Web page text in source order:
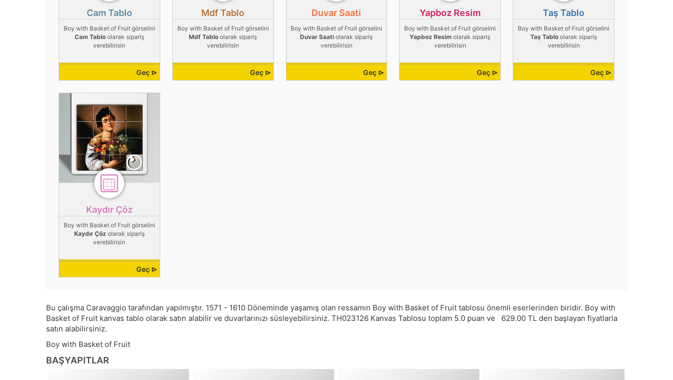
Cam Tablo
Boy with Basket of Fruit görselini
Cam Tabloolarak sipariş
verebilirisin
Geç ⊳
Mdf Tablo
Boy with Basket of Fruit görselini
Mdf Tablo olarak sipariş
verebilirisin
Geç ⊳
Duvar Saati
Boy with Basket of Fruit görselini
Duvar Saati olarak sipariş
verebilirisin
Geç ⊳
Yapboz Resim
Boy with Basket of Fruit görselini
Yapboz Resim olarak sipariş
verebilirisin
Geç ⊳
Taş Tablo
Boy with Basket of Fruit görselini
Taş Tablo olarak sipariş
verebilirisin
Geç ⊳
Kaydır Çöz
Boy with Basket of Fruit görselini
Kaydır Çözolarak sipariş
verebilirisin
Geç ⊳
Bu çalışma Caravaggio tarafından yapılmıştır. 1571 - 1610 Döneminde yaşamış olan ressamın Boy with Basket of Fruit tablosu önemli eserlerinden biridir. Boy with
Basket of Fruit kanvas tablo olarak satın alabilir ve duvarlarınızı süsleyebilirsiniz. TH023126 Kanvas Tablosu toplam 5.0 puan ve 629.00 TL den başlayan fiyatlarla
satın alabilirsiniz.
Boy with Basket of Fruit
BAŞYAPITLAR